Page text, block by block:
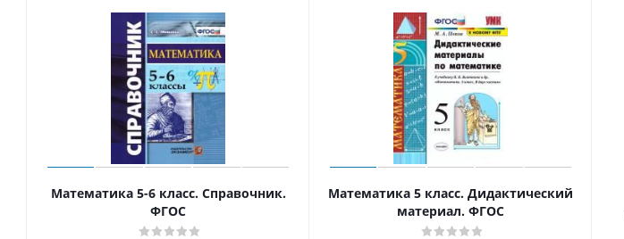
Математика 5-6 класс. Справочник.
ФГОС
Математика 5 класс. Дидактический
материал. ФГОС